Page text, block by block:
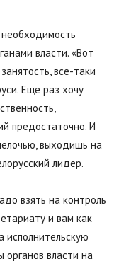
власти. «Вот
все-таки
Еще раз хочу
предостаточно. И
выходишь на
лидер.
взять на контроль
и вам как
исполнительскую
органов власти на